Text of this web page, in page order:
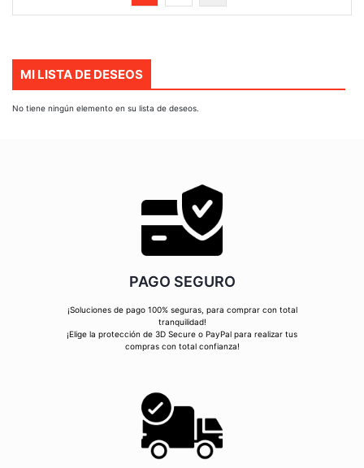
estás
MI LISTA DE DESEOS
No tiene ningún elemento en su lista de deseos.
PAGO SEGURO
¡Soluciones de pago 100% seguras, para comprar con total
tranquilidad!
¡Elige la protección de 3D Secure o PayPal para realizar tus
compras con total confianza!